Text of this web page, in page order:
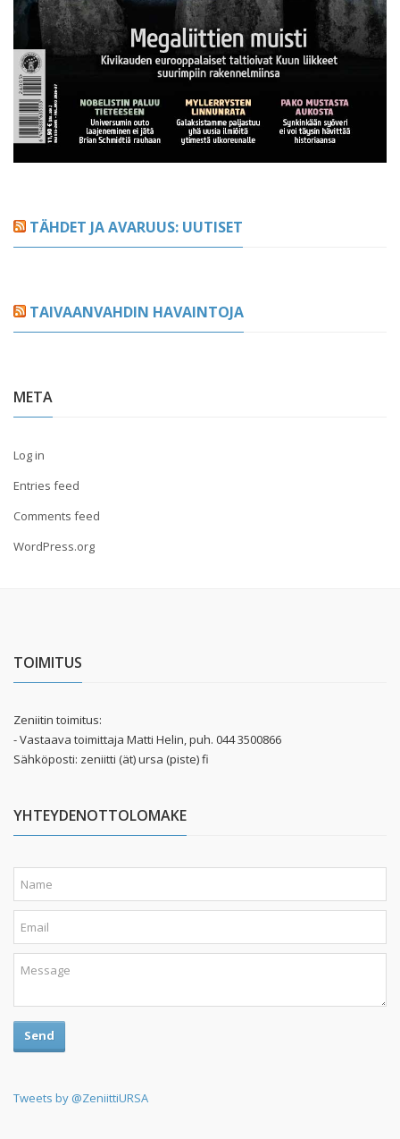
TÄHDET JA AVARUUS: UUTISET
TAIVAANVAHDIN HAVAINTOJA
META
Log in
Entries feed
Comments feed
WordPress.org
TOIMITUS
Zeniitin toimitus:
- Vastaava toimittaja Matti Helin, puh. 044 3500866
Sähköposti: zeniitti (ät) ursa (piste) fi
YHTEYDENOTTOLOMAKE
Send
Tweets by @ZeniittiURSA